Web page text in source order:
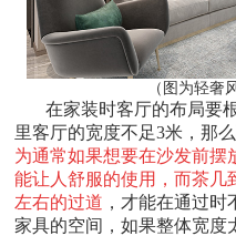
（图为轻奢
在家装时客厅的布局要
里客厅的宽度不足3米，那
为通常如果想要在沙发前摆
能让人舒服的使用，而茶几
左右的过道 ，才能在通过
家具的空间，如果整体宽度